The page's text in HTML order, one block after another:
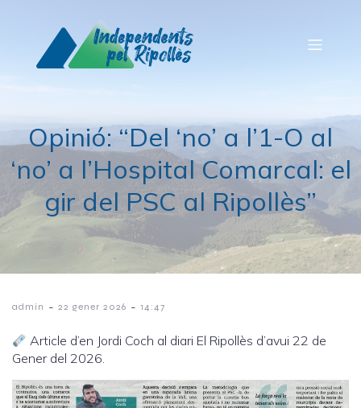
Opinió: “Del ‘no’ a l’1-O al
‘no’ a l’Hospital Comarcal: el
gir del PSC al Ripollès”
admin - 22 gener 2026 - 14:47
Article d’en Jordi Coch al diari El Ripollès d’avui 22 de
Gener del 2026.